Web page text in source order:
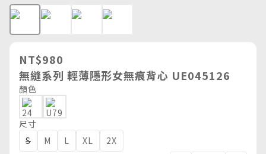
NT$980
無縫系列 輕薄隱形女無痕背心 UE045126
顏色
尺寸
S
M L XL
2X